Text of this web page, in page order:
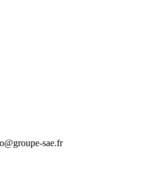
sae.fr